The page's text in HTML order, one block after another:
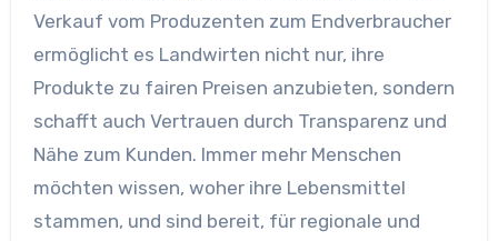
Verkauf vom Produzenten zum Endverbraucher
ermöglicht es Landwirten nicht nur, ihre
Produkte zu fairen Preisen anzubieten, sondern
schafft auch Vertrauen durch Transparenz und
Nähe zum Kunden. Immer mehr Menschen
möchten wissen, woher ihre Lebensmittel
stammen, und sind bereit, für regionale und